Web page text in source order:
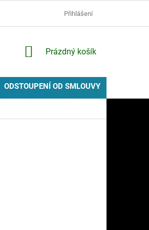
ZÁSADY POUŽÍVÁNÍ COOKIES
Přihlášení
NÁKUPNÍ
Prázdný košík
ODSTOUPENÍ OD SMLOUVY